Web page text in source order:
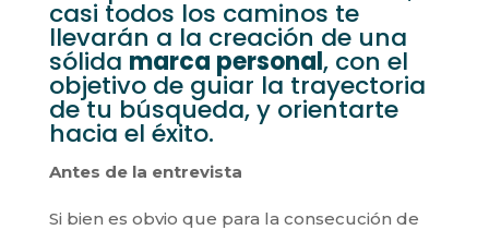
casi todos los caminos te
llevarán a la creación de una
sólida marca personal, con el
objetivo de guiar la trayectoria
de tu búsqueda, y orientarte
hacia el éxito.
Antes de la entrevista
Si bien es obvio que para la consecución de